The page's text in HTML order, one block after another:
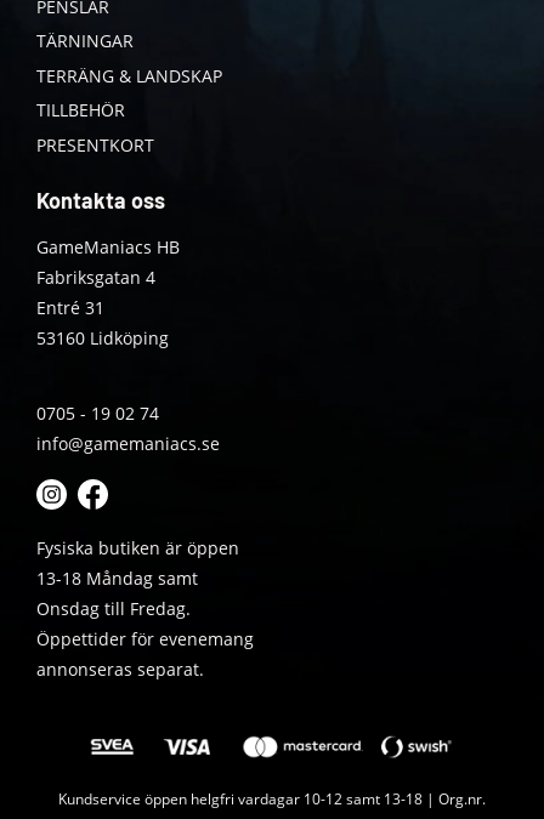
PENSLAR
TÄRNINGAR
TERRÄNG & LANDSKAP
TILLBEHÖR
PRESENTKORT
Kontakta oss
GameManiacs HB
Fabriksgatan 4
Entré 31
53160 Lidköping
0705 - 19 02 74
info@gamemaniacs.se
Fysiska butiken är öppen
13-18 Måndag samt
Onsdag till Fredag.
Öppettider för evenemang
annonseras separat.
Kundservice öppen helgfri vardagar 10-12 samt 13-18 | Org.nr.